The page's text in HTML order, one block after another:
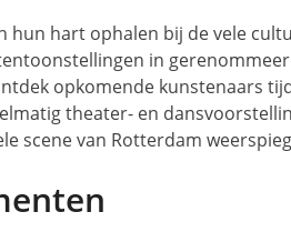
hun hart ophalen bij de vele
in
opkomende kunstenaars
theater- en
scene van Rotterdam